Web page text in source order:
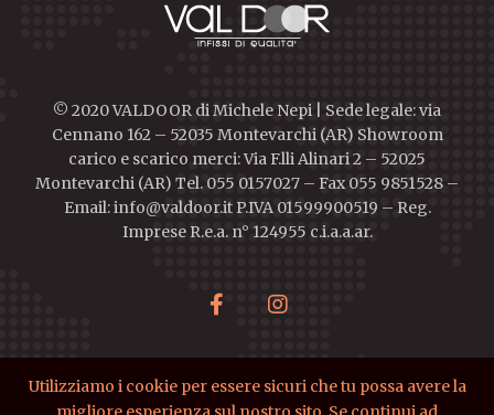
© 2020 VALDOOR di Michele Nepi | Sede legale: via
Cennano 162 – 52035 Montevarchi (AR) Showroom
carico e scarico merci: Via F.lli Alinari 2 – 52025
Montevarchi (AR) Tel. 055 0157027 – Fax 055 9851528 –
Email: info@valdoor.it P.IVA 01599900519 – Reg.
Imprese R.e.a. n° 124955 c.i.a.a.ar.
Utilizziamo i cookie per essere sicuri che tu possa avere la